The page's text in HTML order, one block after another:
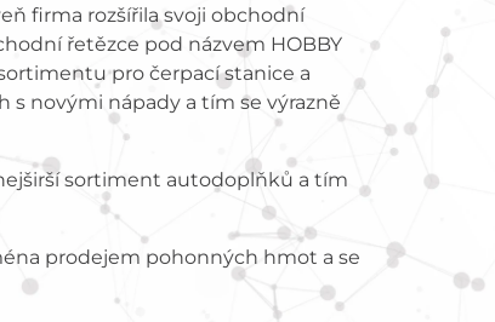
firma rozšířila svoji obchodní
řetězce pod názvem HOBBY
pro čerpací stanice a
novými nápady a tím se výrazně
sortiment autodoplňků a tím
prodejem pohonných hmot a se